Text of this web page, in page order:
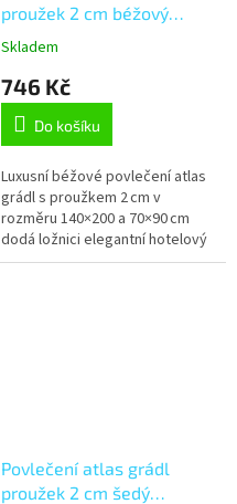
proužek 2 cm béžový
140x200, 70x90 cm flap
Skladem
746 Kč
Do košíku
Luxusní béžové povlečení atlas
grádl s proužkem 2 cm v
rozměru 140×200 a 70×90 cm
dodá ložnici elegantní hotelový
vzhled. 100% bavlna s jemným
Povlečení atlas grádl
proužek 2 cm šedý